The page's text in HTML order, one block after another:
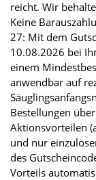
reicht. Wir
Keine
27: Mit dem
10.08.2026 bei
einem
anwendbar auf
Bestellungen
Aktionsvorteilen
und nur
des
Vorteils